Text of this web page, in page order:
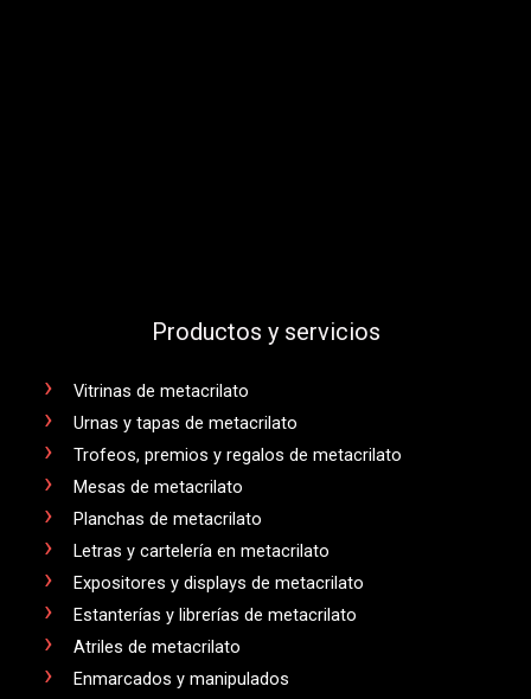
Productos y servicios
Vitrinas de metacrilato
Urnas y tapas de metacrilato
Trofeos, premios y regalos de metacrilato
Mesas de metacrilato
Planchas de metacrilato
Letras y cartelería en metacrilato
Expositores y displays de metacrilato
Estanterías y librerías de metacrilato
Atriles de metacrilato
Enmarcados y manipulados